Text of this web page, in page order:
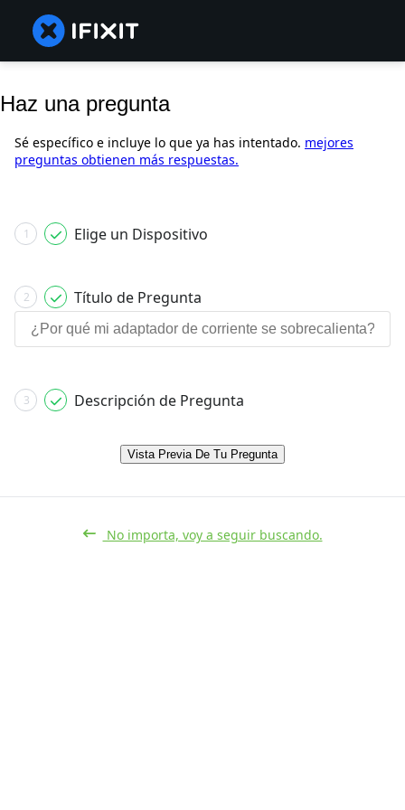
Haz una pregunta
Sé específico e incluye lo que ya has intentado. mejores
preguntas obtienen más respuestas.
1 Elige un Dispositivo
2 Título de Pregunta
3 Descripción de Pregunta
Vista Previa De Tu Pregunta
No importa, voy a seguir buscando.